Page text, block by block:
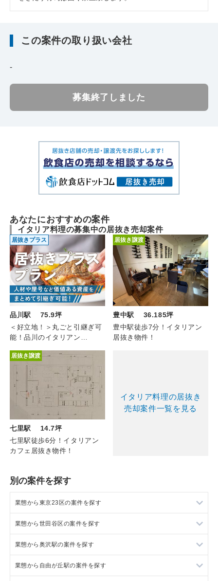
この案件の取り扱い会社
-
募集終了しました
あなたにおすすめの案件
イタリア料理の募集中の居抜き売却案件
居抜きプラス
品川駅 75.9坪
＜好立地！＞丸ごと引継ぎ可
能！品川のイタリアン
居抜き譲渡
豊中駅 36.185坪
豊中駅徒歩7分！イタリアン
居抜き物件！
居抜き譲渡
七里駅 14.7坪
七里駅徒歩6分！イタリアン
カフェ居抜き物件！
イタリア料理の居抜き
売却案件一覧を見る
別の案件を探す
業態から東京23区の案件を探す
東京23区のラーメンの居抜き売却物件の案件一覧
東京23区のフランス料理の居抜き売却物件の案件一覧
東京23区のイタリア料理の居抜き売却物件の案件一覧
業態から世田谷区の案件を探す
世田谷区のラーメンの居抜き売却物件の案件一覧
世田谷区のフランス料理の居抜き売却物件の案件一覧
業態から奥沢駅の案件を探す
奥沢駅のラーメンの居抜き売却物件の案件一覧
業態から自由が丘駅の案件を探す